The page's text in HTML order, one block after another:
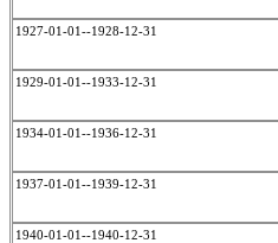
1927-01-01--1928-12-31
1929-01-01--1933-12-31
1934-01-01--1936-12-31
1937-01-01--1939-12-31
1940-01-01--1940-12-31